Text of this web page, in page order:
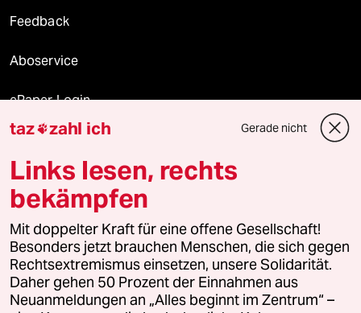
Feedback
Aboservice
ePaper Login
Downloads für Abonnierende
© 2026 taz Verlags und Vertriebs GmbH
Alle Rechte vorbehalten. Bei rechtlichen Fragen oder für Genehmigungen
wenden Sie sich bitte an
lizenzen@taz.de
Feedback Redaktionsstatut Kommune-Richtlinien
taz zahl ich Gerade nicht
Links lesen, rechts
bekämpfen
Mit doppelter Kraft für eine offene Gesellschaft!
Besonders jetzt brauchen Menschen, die sich gegen
Rechtsextremismus einsetzen, unsere Solidarität.
Daher gehen 50 Prozent der Einnahmen aus
Neuanmeldungen an „Alles beginnt im Zentrum“ –